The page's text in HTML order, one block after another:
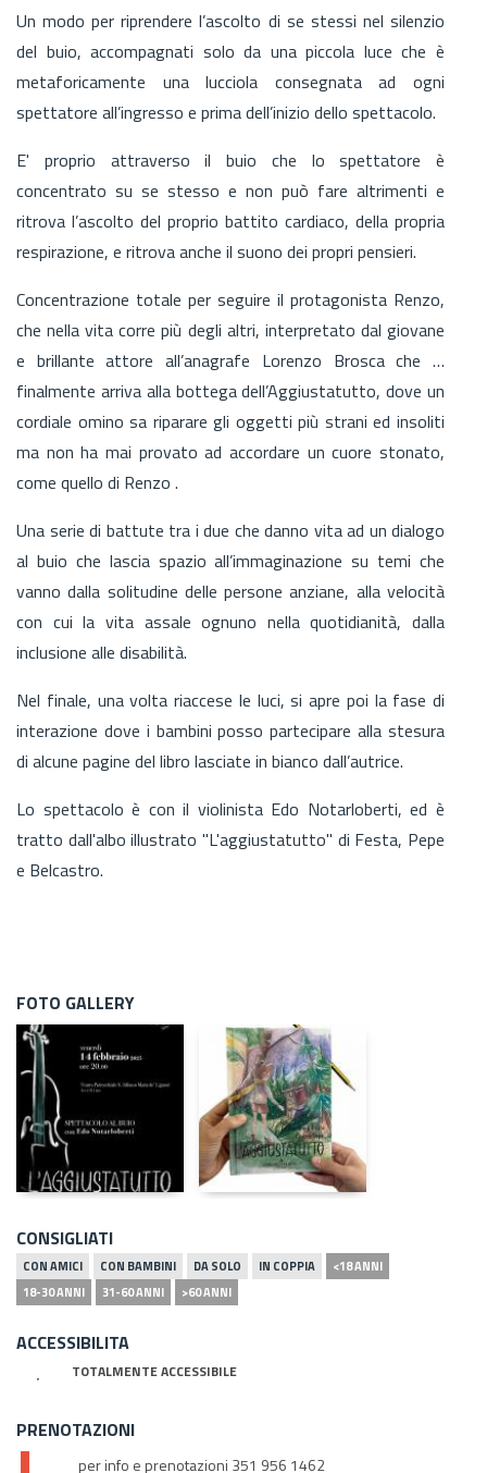
Un modo per riprendere l’ascolto di se stessi nel silenzio
del buio, accompagnati solo da una piccola luce che è
metaforicamente una lucciola consegnata ad ogni
spettatore all’ingresso e prima dell’inizio dello spettacolo.
E' proprio attraverso il buio che lo spettatore è
concentrato su se stesso e non può fare altrimenti e
ritrova l’ascolto del proprio battito cardiaco, della propria
respirazione, e ritrova anche il suono dei propri pensieri.
Concentrazione totale per seguire il protagonista Renzo,
che nella vita corre più degli altri, interpretato dal giovane
e brillante attore all’anagrafe Lorenzo Brosca che …
finalmente arriva alla bottega dell’Aggiustatutto, dove un
cordiale omino sa riparare gli oggetti più strani ed insoliti
ma non ha mai provato ad accordare un cuore stonato,
come quello di Renzo .
Una serie di battute tra i due che danno vita ad un dialogo
al buio che lascia spazio all’immaginazione su temi che
vanno dalla solitudine delle persone anziane, alla velocità
con cui la vita assale ognuno nella quotidianità, dalla
inclusione alle disabilità.
Nel finale, una volta riaccese le luci, si apre poi la fase di
interazione dove i bambini posso partecipare alla stesura
di alcune pagine del libro lasciate in bianco dall’autrice.
Lo spettacolo è con il violinista Edo Notarloberti, ed è
tratto dall'albo illustrato "L'aggiustatutto" di Festa, Pepe
e Belcastro.
FOTO GALLERY
CONSIGLIATI
CON AMICI CON BAMBINI DA SOLO IN COPPIA
<18 ANNI
18-30 ANNI
31-60 ANNI >60 ANNI
ACCESSIBILITA
TOTALMENTE ACCESSIBILE
PRENOTAZIONI
per info e prenotazioni 351 956 1462